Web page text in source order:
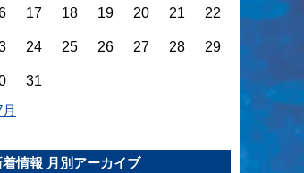
17 18 19 20 21 22
24 25 26 27 28 29
31
着情報 月別アーカイブ